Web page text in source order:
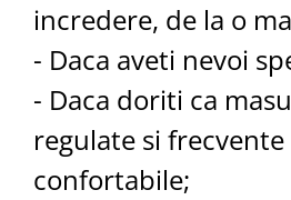
incredere, de la o
- Daca aveti nevoi
- Daca doriti ca
regulate si frecvente
confortabile;